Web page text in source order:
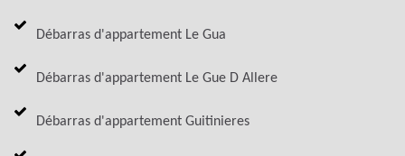
Débarras d'appartement Le Gua
Débarras d'appartement Le Gue D Allere
Débarras d'appartement Guitinieres